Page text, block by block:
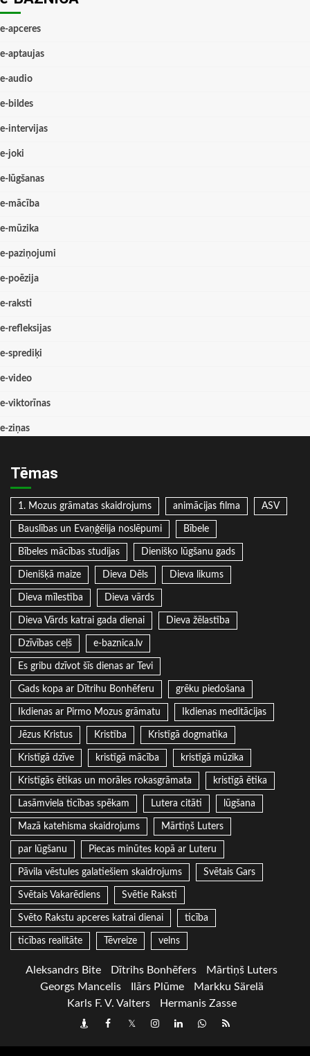
e-apceres
e-aptaujas
e-audio
e-bildes
e-intervijas
e-joki
e-lūgšanas
e-mācība
e-mūzika
e-paziņojumi
e-poēzija
e-raksti
e-refleksijas
e-sprediķi
e-video
e-viktorīnas
e-ziņas
Tēmas
1. Mozus grāmatas skaidrojums animācijas filma ASV
Bauslības un Evaņģēlija noslēpumi Bībele
Bībeles mācības studijas Dienišķo lūgšanu gads
Dienišķā maize Dieva Dēls Dieva likums
Dieva mīlestība Dieva vārds
Dieva Vārds katrai gada dienai Dieva žēlastība
Dzīvības ceļš e-baznica.lv
Es gribu dzīvot šīs dienas ar Tevi
Gads kopa ar Dītrihu Bonhēferu grēku piedošana
Ikdienas ar Pirmo Mozus grāmatu Ikdienas meditācijas
Jēzus Kristus Kristība Kristīgā dogmatika
Kristīgā dzīve kristīgā mācība kristīgā mūzika
Kristīgās ētikas un morāles rokasgrāmata kristīgā ētika
Lasāmviela ticības spēkam Lutera citāti lūgšana
Mazā katehisma skaidrojums Mārtiņš Luters
par lūgšanu Piecas minūtes kopā ar Luteru
Pāvila vēstules galatiešiem skaidrojums Svētais Gars
Svētais Vakarēdiens Svētie Raksti
Svēto Rakstu apceres katrai dienai ticība
ticības realitāte Tēvreize velns
Aleksandrs Bite Dītrihs Bonhēfers
Mārtiņš Luters
Georgs Mancelis
Ilārs Plūme
Markku Särelä
Karls F. V. Valters
Hermanis Zasse
DraugiemFacebook
TwitterInstagram
LinkedInwhatsapp
RSS